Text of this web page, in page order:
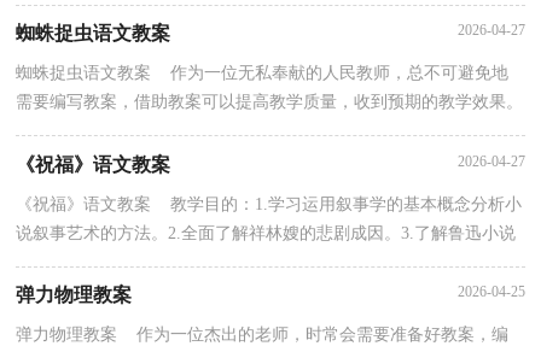
蜘蛛捉虫语文教案 2026-04-27
蜘蛛捉虫语文教案 作为一位无私奉献的人民教师，总不可避免地
需要编写教案，借助教案可以提高教学质量，收到预期的教学效果。
教案应该怎么写呢？以下是小编收集整理的蜘蛛捉虫语...
《祝福》语文教案 2026-04-27
《祝福》语文教案 教学目的：1.学习运用叙事学的基本概念分析小
说叙事艺术的方法。2.全面了解祥林嫂的悲剧成因。3.了解鲁迅小说
弹力物理教案 2026-04-25
弹力物理教案 作为一位杰出的老师，时常会需要准备好教案，编